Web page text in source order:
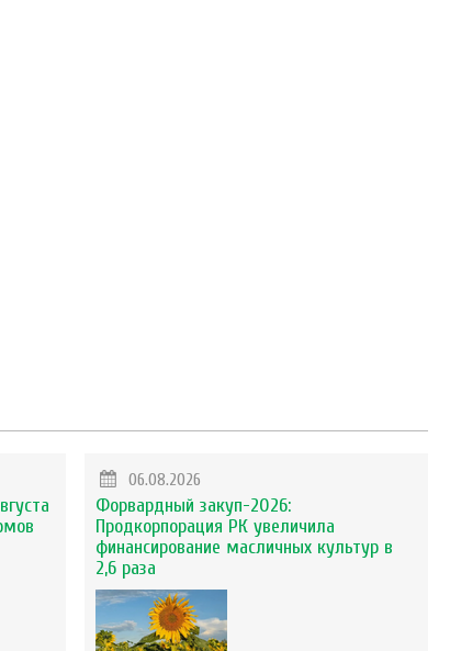
06.08.2026
Форвардный закуп-2026:
Продкорпорация РК увеличила
финансирование масличных культур в
2,6 раза